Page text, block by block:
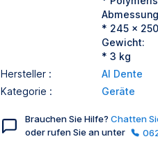
* 245 x
Gewicht:
* 3 kg
Hersteller :
Al Dente
Kategorie :
Geräte
Brauchen Sie Hilfe? Chatten
oder rufen Sie an unter